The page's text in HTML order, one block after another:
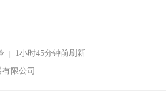
1小时45分钟前刷新
限公司